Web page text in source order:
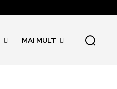
MAI MULT